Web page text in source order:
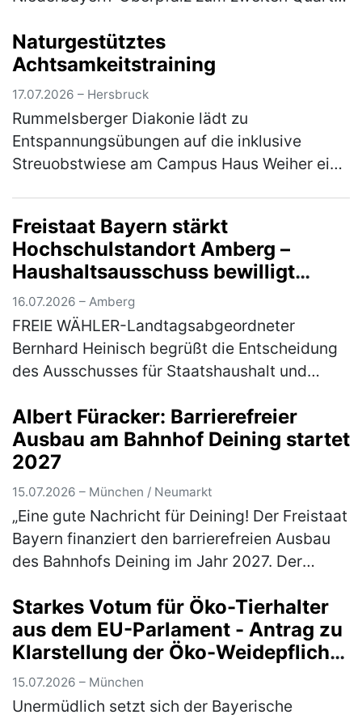
die konjunkturelle Entwicklung im zwei…
(mehr)
Naturgestütztes
Achtsamkeitstraining
17.07.2026 – Hersbruck
Rummelsberger Diakonie lädt zu
Entspannungsübungen auf die inklusive
Streuobstwiese am Campus Haus Weiher ein
22. Jul…(mehr)
Freistaat Bayern stärkt
Hochschulstandort Amberg –
Haushaltsausschuss bewilligt
Nachtrag für Brandschutz- und
Sanierungsmaßnahmen
16.07.2026 – Amberg
FREIE WÄHLER-Landtagsabgeordneter
Bernhard Heinisch begrüßt die Entscheidung
des Ausschusses für Staatshaushalt und
3. Nachtrag für die baulichen Brandschutz…
(mehr)
Albert Füracker: Barrierefreier
Ausbau am Bahnhof Deining startet
2027
15.07.2026 – München / Neumarkt
„Eine gute Nachricht für Deining! Der Freistaat
Bayern finanziert den barrierefreien Ausbau
des Bahnhofs Deining im Jahr 2027. Der
Bernreiter, MdL, hat mir mitget…(mehr)
Starkes Votum für Öko-Tierhalter
aus dem EU-Parlament - Antrag zu
Klarstellung der Öko-Weidepflicht
angenommen
15.07.2026 – München
Unermüdlich setzt sich der Bayerische